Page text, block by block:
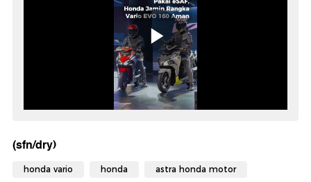
(sfn/dry)
honda vario honda astra honda motor